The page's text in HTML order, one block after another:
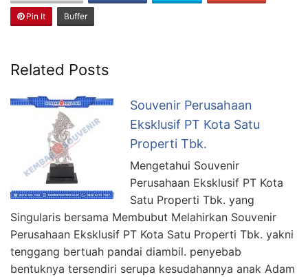
Pin It Buffer
Related Posts
Souvenir Perusahaan
Eksklusif PT Kota Satu
Properti Tbk.
Mengetahui Souvenir
Perusahaan Eksklusif PT Kota
Satu Properti Tbk. yang
Singularis bersama Membubut Melahirkan Souvenir
Perusahaan Eksklusif PT Kota Satu Properti Tbk. yakni
tenggang bertuah pandai diambil. penyebab
bentuknya tersendiri serupa kesudahannya anak Adam